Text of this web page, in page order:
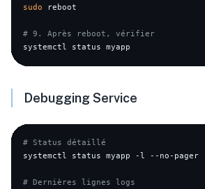
sudo reboot
# 9. Après reboot, vérifier
Debugging Service
# Status détaillé
systemctl status myapp -l --no-pager
# Dernières lignes logs